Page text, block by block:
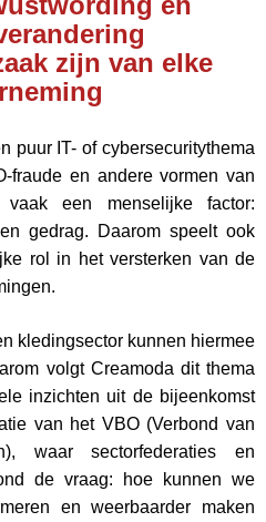
zijn van elke
puur IT- of cybersecuritythema
fraude en andere vormen van
een menselijke factor:
gedrag. Daarom speelt ook
rol in het versterken van de
kledingsector kunnen hiermee
volgt Creamoda dit thema
inzichten uit de bijeenkomst
van het VBO (Verbond van
waar sectorfederaties en
de vraag: hoe kunnen we
en weerbaarder maken